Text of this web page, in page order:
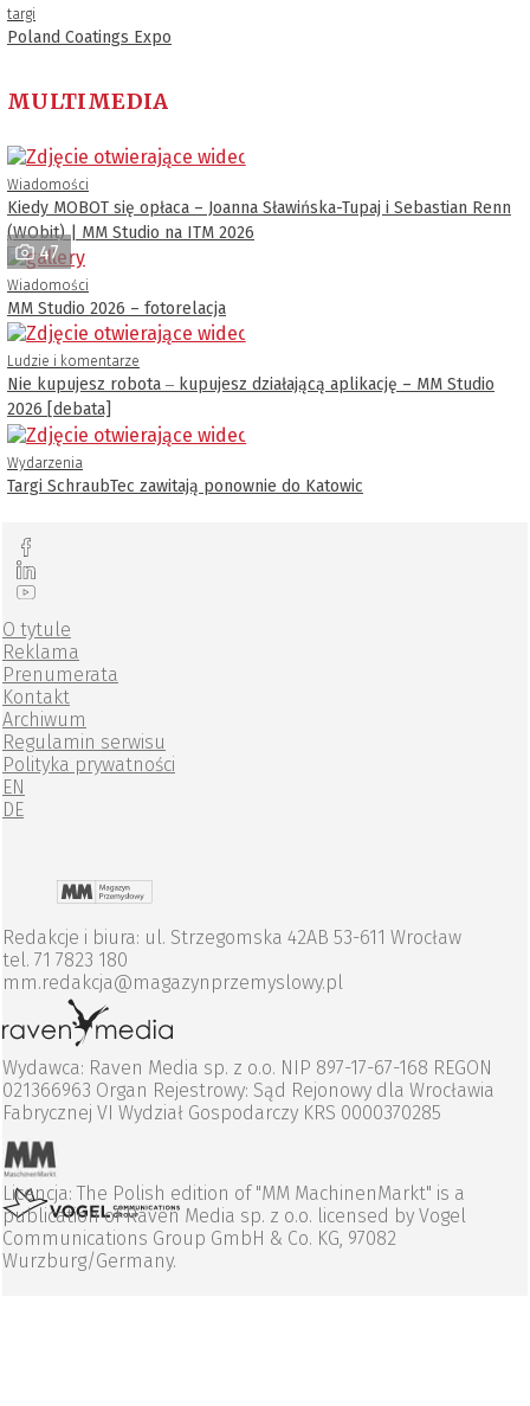
targi
Poland Coatings Expo
MULTIMEDIA
Wiadomości
Kiedy MOBOT się opłaca – Joanna Sławińska-Tupaj i Sebastian Renn
(WObit) | MM Studio na ITM 2026
47
Wiadomości
MM Studio 2026 – fotorelacja
Ludzie i komentarze
Nie kupujesz robota ‒ kupujesz działającą aplikację – MM Studio
2026 [debata]
Wydarzenia
Targi SchraubTec zawitają ponownie do Katowic
O tytule
Reklama
Prenumerata
Kontakt
Archiwum
Regulamin serwisu
Polityka prywatności
EN
DE
Redakcje i biura: ul. Strzegomska 42AB 53-611 Wrocław
tel. 71 7823 180
mm.redakcja@magazynprzemyslowy.pl
Wydawca: Raven Media sp. z o.o. NIP 897-17-67-168 REGON
021366963 Organ Rejestrowy: Sąd Rejonowy dla Wrocławia
Fabrycznej VI Wydział Gospodarczy KRS 0000370285
Licencja: The Polish edition of "MM MachinenMarkt" is a
publication of Raven Media sp. z o.o. licensed by Vogel
Communications Group GmbH & Co. KG, 97082
Wurzburg/Germany.